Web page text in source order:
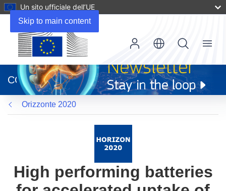
Skip to main content
Un sito ufficiale dell’UE
apre
in
una
nuova
finestra)
CORDIS
Menu
Orizzonte 2020
High performing batteries